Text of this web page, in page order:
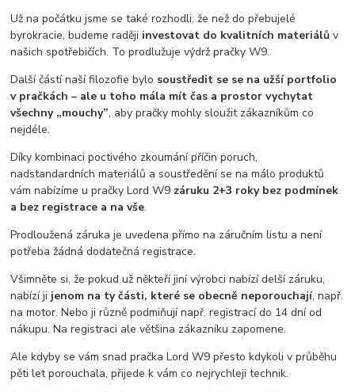
Už na počátku jsme se také rozhodli, že než do přebujelé
byrokracie, budeme raději investovat do kvalitních materiálův
našich spotřebičích. To prodlužuje výdrž pračky W9.
Další částí naší filozofie bylo soustředit se se na užší portfolio
v pračkách – ale u toho mála mít čas a prostor vychytat
všechny „mouchy”, aby pračky mohly sloužit zákazníkům co
nejdéle.
Díky kombinaci poctivého zkoumání příčin poruch,
nadstandardních materiálů a soustředění se na málo produktů
vám nabízíme u pračky Lord W9 záruku 2+3 roky bez podmínek
a bez registrace a na vše.
Prodloužená záruka je uvedena přímo na záručním listu a není
potřeba žádná dodatečná registrace.
Všimněte si, že pokud už někteří jiní výrobci nabízí delší záruku,
nabízí ji jenom na ty části, které se obecně neporouchají, např.
na motor. Nebo ji různě podmiňují např. registrací do 14 dní od
nákupu. Na registraci ale většina zákazníku zapomene.
Ale kdyby se vám snad pračka Lord W9 přesto kdykoli v průběhu
pěti let porouchala, přijede k vám co nejrychleji technik.